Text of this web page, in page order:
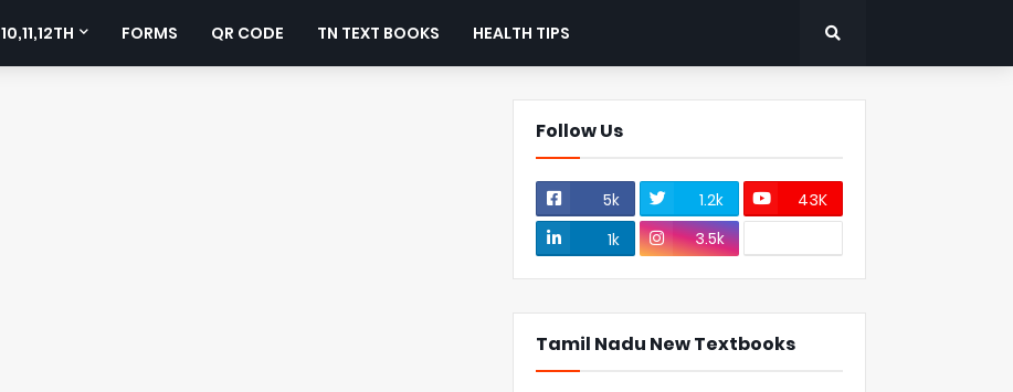
10,11,12TH FORMS QR CODE TN TEXT BOOKS HEALTH TIPS
Follow Us
5k 1.2k
43K
1k
3.5k
Tamil Nadu New Textbooks